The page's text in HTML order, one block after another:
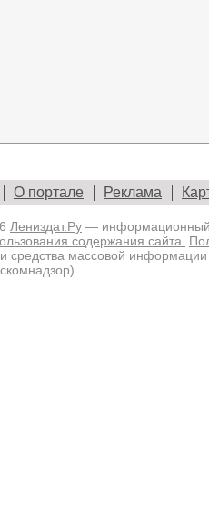
О портале Реклама
Лениздат.Ру — информационный
содержания сайта.
средства массовой